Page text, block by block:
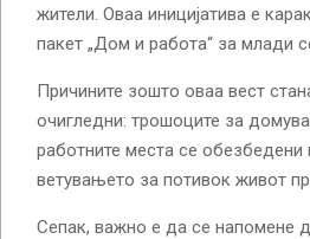
жители. Оваа иницијатива е
пакет „Дом и работа“ за млади
Причините зошто оваа вест
очигледни: трошоците за
работните места се обезбедени
ветувањето за потивок живот
Сепак, важно е да се напомене